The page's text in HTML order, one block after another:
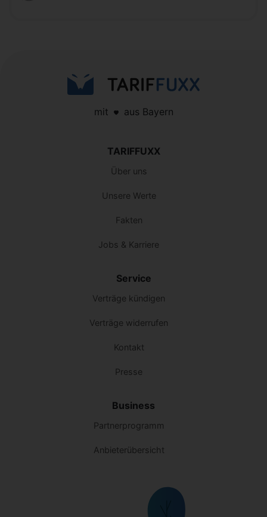
mit aus Bayern
TARIFFUXX
Über uns
Unsere Werte
Fakten
Jobs & Karriere
Service
Verträge kündigen
Verträge widerrufen
Kontakt
Presse
Business
Partnerprogramm
Anbieterübersicht